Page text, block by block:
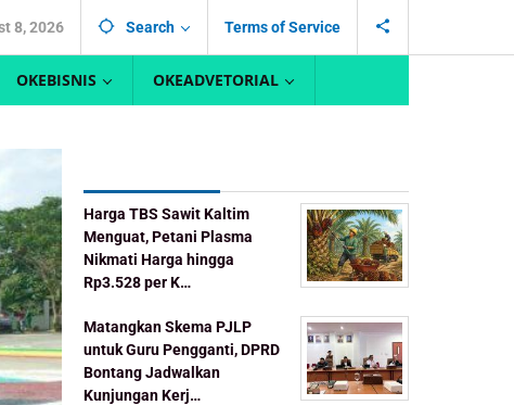
8, 2026 Search Terms of Service
OKEBISNIS OKEADVETORIAL
Harga TBS Sawit Kaltim
Menguat, Petani Plasma
Nikmati Harga hingga
Rp3.528 per K…
Matangkan Skema PJLP
untuk Guru Pengganti, DPRD
Bontang Jadwalkan
Kunjungan Kerj…